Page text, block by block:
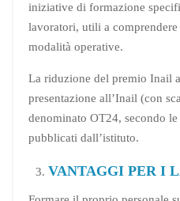
iniziative di formazione
lavoratori, utili a comprendere
modalità operative.
La riduzione del premio Inail
presentazione all’Inail (con
denominato OT24, secondo
pubblicati dall’istituto.
VANTAGGI PER I